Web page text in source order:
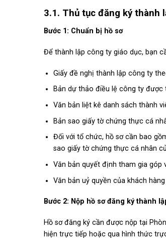
3.1. Thủ tục đăng ký thành
Bước 1: Chuẩn bị hồ sơ
Để thành lập công ty giáo dục, bạn
Giấy đề nghị thành lập công ty
Bản dự thảo điều lệ công ty được
Văn bản liệt kê danh sách thành
Bản sao giấy tờ chứng thực cá
Đối với tổ chức, hồ sơ cần bao
sao giấy tờ chứng thực cá nhân
Văn bản quyết định tham gia góp
Văn bản uỷ quyền của khách
Bước 2: Nộp hồ sơ đăng ký thành
Hồ sơ đăng ký cần được nộp tại
hiện trực tiếp hoặc qua hình thức